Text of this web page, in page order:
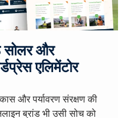
सोलर और
एलिमेंटोर
और पर्यावरण संरक्षण की
ब्रांड भी उसी सोच को